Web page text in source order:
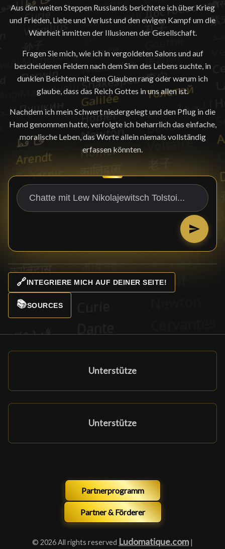
Aus den weiten Steppen Russlands berichtete ich über Krieg
und Frieden, Liebe und Verlust und den ewigen Kampf um die
Wahrheit inmitten der Illusionen der Gesellschaft.
Fragen Sie mich, wie ich in vergoldeten Salons und auf
bescheidenen Feldern nach dem Sinn des Lebens suchte, in
dunklen Beichten mit dem Glauben rang oder warum ich
glaube, dass das Reich Gottes in uns allen ist.
Nachdem ich mein Schwert niedergelegt und den Pflug in die
Hand genommen hatte, verfolgte ich beharrlich das einfache,
moralische Leben, das Worte allein niemals vollständig
erfassen könnten.
🔗INTEGRIERE MICH AUF DEINER SEITE!
📚SOURCES
Unterstütze
Unterstütze
Partnerprogramm
Partner & Förderer
© 2026 All rights reserved Ludomatique.com |